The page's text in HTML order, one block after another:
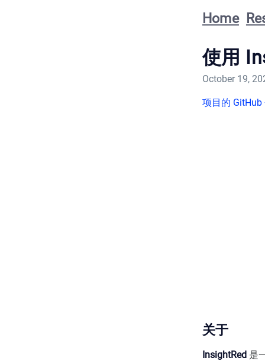
Home
使用
October 19,
项目的 GitHub
关于
InsightRed 是